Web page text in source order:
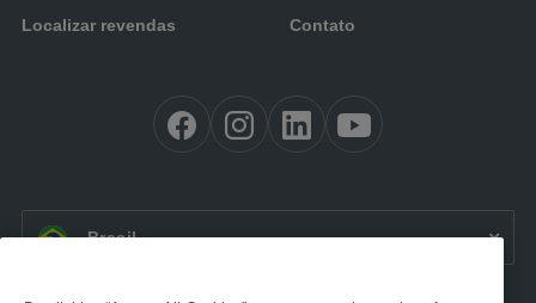
Localizar revendas Contato
ES BR:Brasil